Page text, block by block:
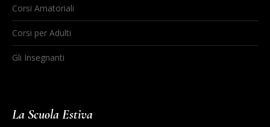
Corsi Amatoriali
Corsi per Adulti
Gli Insegnanti
La Scuola Estiva